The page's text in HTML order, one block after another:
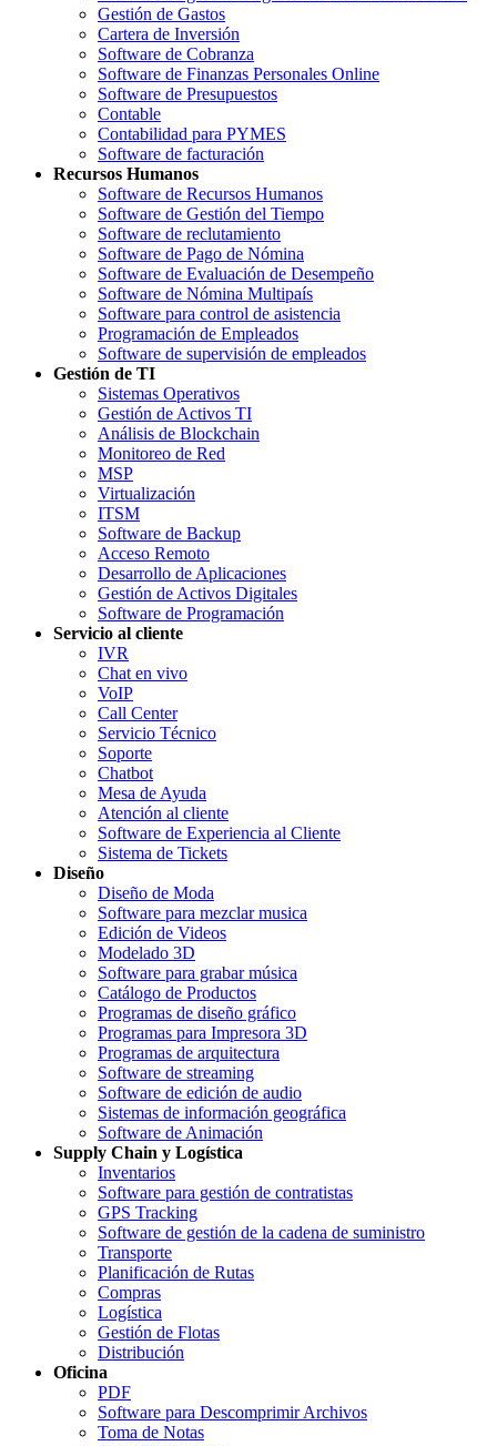
Gestión de Gastos
Cartera de Inversión
Software de Cobranza
Software de Finanzas Personales Online
Software de Presupuestos
Contable
Contabilidad para PYMES
Software de facturación
Recursos Humanos
Software de Recursos Humanos
Software de Gestión del Tiempo
Software de reclutamiento
Software de Pago de Nómina
Software de Evaluación de Desempeño
Software de Nómina Multipaís
Software para control de asistencia
Programación de Empleados
Software de supervisión de empleados
Gestión de TI
Sistemas Operativos
Gestión de Activos TI
Análisis de Blockchain
Monitoreo de Red
MSP
Virtualización
ITSM
Software de Backup
Acceso Remoto
Desarrollo de Aplicaciones
Gestión de Activos Digitales
Software de Programación
Servicio al cliente
IVR
Chat en vivo
VoIP
Call Center
Servicio Técnico
Soporte
Chatbot
Mesa de Ayuda
Atención al cliente
Software de Experiencia al Cliente
Sistema de Tickets
Diseño
Diseño de Moda
Software para mezclar musica
Edición de Videos
Modelado 3D
Software para grabar música
Catálogo de Productos
Programas de diseño gráfico
Programas para Impresora 3D
Programas de arquitectura
Software de streaming
Software de edición de audio
Sistemas de información geográfica
Software de Animación
Supply Chain y Logística
Inventarios
Software para gestión de contratistas
GPS Tracking
Software de gestión de la cadena de suministro
Transporte
Planificación de Rutas
Compras
Logística
Gestión de Flotas
Distribución
Oficina
PDF
Software para Descomprimir Archivos
Toma de Notas